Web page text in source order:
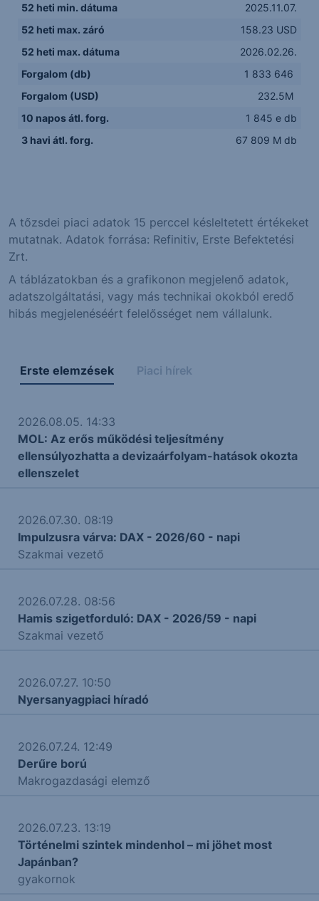
52 heti min. dátuma
2025.11.07.
52 heti max. záró
158.23 USD
52 heti max. dátuma
2026.02.26.
Forgalom (db)
1 833 646
Forgalom (USD)
232.5M
10 napos átl. forg.
1 845 e db
3 havi átl. forg.
67 809 M db
A tőzsdei piaci adatok 15 perccel késleltetett értékeket
mutatnak. Adatok forrása: Refinitiv, Erste Befektetési
Zrt.
A táblázatokban és a grafikonon megjelenő adatok,
adatszolgáltatási, vagy más technikai okokból eredő
hibás megjelenéséért felelősséget nem vállalunk.
Erste elemzések Piaci hírek
2026.08.05. 14:33
MOL: Az erős működési teljesítmény
ellensúlyozhatta a devizaárfolyam-hatások okozta
ellenszelet
2026.07.30. 08:19
Impulzusra várva: DAX - 2026/60 - napi
Szakmai vezető
2026.07.28. 08:56
Hamis szigetforduló: DAX - 2026/59 - napi
Szakmai vezető
2026.07.27. 10:50
Nyersanyagpiaci híradó
2026.07.24. 12:49
Derűre ború
Makrogazdasági elemző
2026.07.23. 13:19
Történelmi szintek mindenhol – mi jöhet most
Japánban?
gyakornok